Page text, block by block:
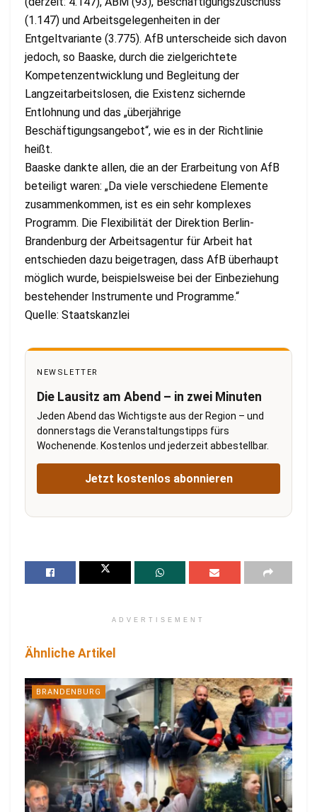
(1.147) und Arbeitsgelegenheiten in der
Entgeltvariante (3.775). AfB unterscheide sich davon
jedoch, so Baaske, durch die zielgerichtete
Kompetenzentwicklung und Begleitung der
Langzeitarbeitslosen, die Existenz sichernde
Entlohnung und das „überjährige
Beschäftigungsangebot“, wie es in der Richtlinie
heißt.
Baaske dankte allen, die an der Erarbeitung von AfB
beteiligt waren: „Da viele verschiedene Elemente
zusammenkommen, ist es ein sehr komplexes
Programm. Die Flexibilität der Direktion Berlin-
Brandenburg der Arbeitsagentur für Arbeit hat
entschieden dazu beigetragen, dass AfB überhaupt
möglich wurde, beispielsweise bei der Einbeziehung
bestehender Instrumente und Programme.“
Quelle: Staatskanzlei
NEWSLETTER
Die Lausitz am Abend – in zwei Minuten
Jeden Abend das Wichtigste aus der Region – und
donnerstags die Veranstaltungstipps fürs
Wochenende. Kostenlos und jederzeit abbestellbar.
Jetzt kostenlos abonnieren
ADVERTISEMENT
Ähnliche Artikel
BRANDENBURG